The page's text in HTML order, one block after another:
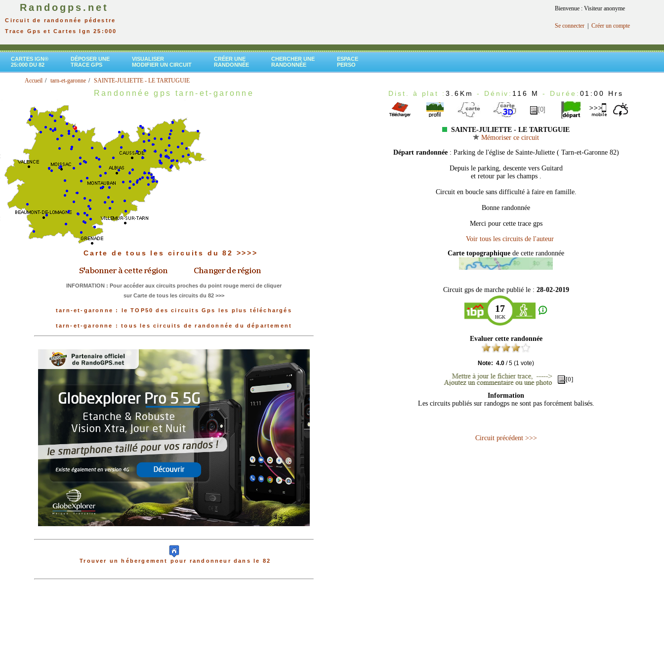
Randogps.net
Circuit de randonnée pédestre
Trace Gps et Cartes Ign 25:000
Bienvenue : Visiteur anonyme
Se connecter Créer un compte
CARTES IGN®
25:000 DU 82
DÉPOSER UNE
TRACE GPS
VISUALISER
MODIFIER UN CIRCUIT
CRÉER UNE
RANDONNÉE
CHERCHER UNE
RANDONNÉE
ESPACE
PERSO
Accueil tarn-et-garonne SAINTE-JULIETTE - LE TARTUGUIE
Randonnée gps tarn-et-garonne
Carte de tous les circuits du 82 >>>>
INFORMATION : Pour accéder aux circuits proches du point rouge merci de cliquer
sur Carte de tous les circuits du 82 >>>
tarn-et-garonne : le TOP50 des circuits Gps les plus téléchargés
tarn-et-garonne : tous les circuits de randonnée du département
Trouver un hébergement pour randonneur dans le 82
Dist. à plat :3.6Km - Déniv: 116 M - Durée: 01:00 Hrs
[0]
SAINTE-JULIETTE - LE TARTUGUIE
Mémoriser ce circuit
Départ randonnée : Parking de l'église de Sainte-Juliette ( Tarn-et-Garonne 82)
Depuis le parking, descente vers Guitard
et retour par les champs .
Circuit en boucle sans difficulté à faire en famille.
Bonne randonnée
Merci pour cette trace gps
Carte topographique de cette randonnée
Circuit gps de marche publié le : 28-02-2019
17
HGK
Evaluer cette randonnée
Note: 4.0 /5 (1 vote)
[0]
Information
Les circuits publiés sur randogps ne sont pas forcément balisés.
Circuit précédent >>>